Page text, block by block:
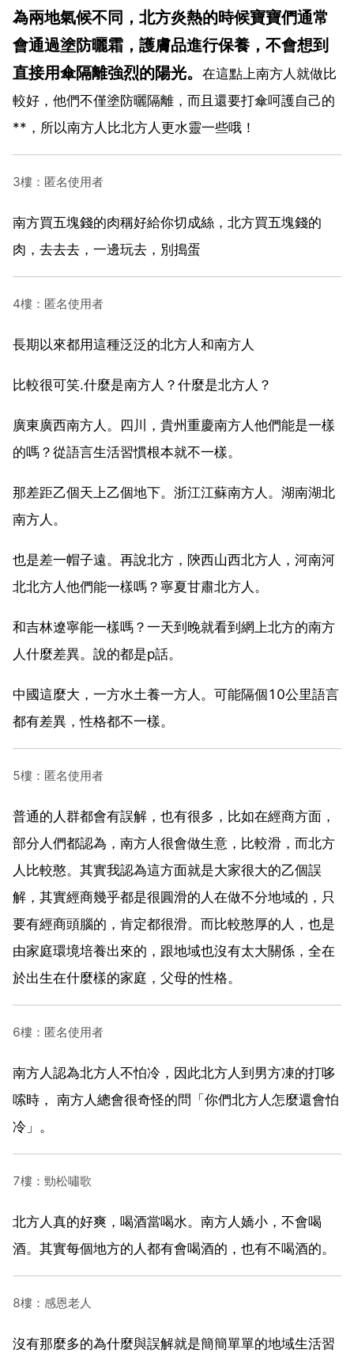
為兩地氣候不同，北方炎熱的時候寶寶們通常
會通過塗防曬霜，護膚品進行保養，不會想到
直接用傘隔離強烈的陽光。
在這點上南方人就做比
較好，他們不僅塗防曬隔離，而且還要打傘呵護自己的
**，所以南方人比北方人更水靈一些哦！
3樓：匿名使用者
南方買五塊錢的肉稱好給你切成絲，北方買五塊錢的
肉，去去去，一邊玩去，別搗蛋
4樓：匿名使用者
長期以來都用這種泛泛的北方人和南方人
比較很可笑.什麼是南方人？什麼是北方人？
廣東廣西南方人。四川，貴州重慶南方人他們能是一樣
的嗎？從語言生活習慣根本就不一樣。
那差距乙個天上乙個地下。浙江江蘇南方人。湖南湖北
南方人。
也是差一帽子遠。再說北方，陝西山西北方人，河南河
北北方人他們能一樣嗎？寧夏甘肅北方人。
和吉林遼寧能一樣嗎？一天到晚就看到網上北方的南方
人什麼差異。說的都是p話。
中國這麼大，一方水土養一方人。可能隔個10公里語言
都有差異，性格都不一樣。
5樓：匿名使用者
普通的人群都會有誤解，也有很多，比如在經商方面，
部分人們都認為，南方人很會做生意，比較滑，而北方
人比較憨。其實我認為這方面就是大家很大的乙個誤
解，其實經商幾乎都是很圓滑的人在做不分地域的，只
要有經商頭腦的，肯定都很滑。而比較憨厚的人，也是
由家庭環境培養出來的，跟地域也沒有太大關係，全在
於出生在什麼樣的家庭，父母的性格。
6樓：匿名使用者
南方人認為北方人不怕冷，因此北方人到男方凍的打哆
嗦時， 南方人總會很奇怪的問「你們北方人怎麼還會怕
冷」。
7樓：勁松嘯歌
北方人真的好爽，喝酒當喝水。南方人嬌小，不會喝
酒。其實每個地方的人都有會喝酒的，也有不喝酒的。
8樓：感恩老人
沒有那麼多的為什麼與誤解就是簡簡單單的地域生活習